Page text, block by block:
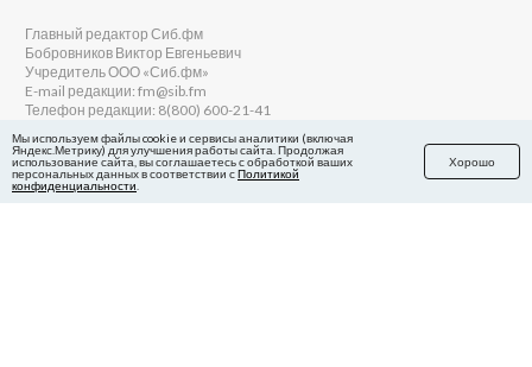
Главный редактор Сиб.фм
Бобровников Виктор Евгеньевич
Учредитель ООО «Сиб.фм»
E-mail редакции: fm@sib.fm
Телефон редакции: 8(800) 600-21-41
Сайт разработан и поддерживается Технодзен
Мы используем файлы cookie и сервисы аналитики (включая
Яндекс.Метрику) для улучшения работы сайта. Продолжая
использование сайта, вы соглашаетесь с обработкой ваших
персональных данных в соответствии сПолитикой
конфиденциальности
Хорошо